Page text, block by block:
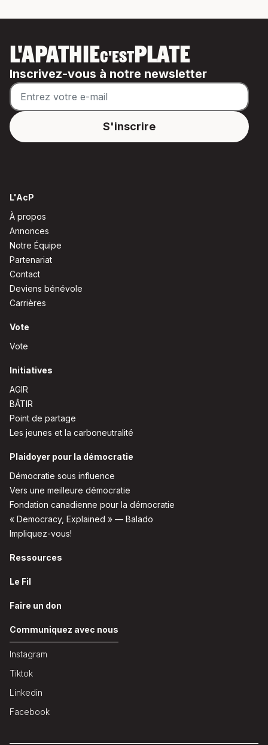
L'APATHIEC'ESTPLATE
Inscrivez-vous à notre newsletter
L'AcP
À propos
Annonces
Notre Équipe
Partenariat
Contact
Deviens bénévole
Carrières
Vote
Vote
Initiatives
AGIR
BÂTIR
Point de partage
Les jeunes et la carboneutralité
Plaidoyer pour la démocratie
Démocratie sous influence
Vers une meilleure démocratie
Fondation canadienne pour la démocratie
« Democracy, Explained » — Balado
Impliquez-vous!
Ressources
Le Fil
Faire un don
Communiquez avec nous
Instagram
Tiktok
Linkedin
Facebook